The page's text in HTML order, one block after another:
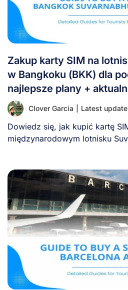
Zakup karty SIM na
w Bangkoku (BKK) dla
najlepsze plany +
Clover Garcia Latest
Dowiedz się, jak kupić kartę
międzynarodowym lotnisku